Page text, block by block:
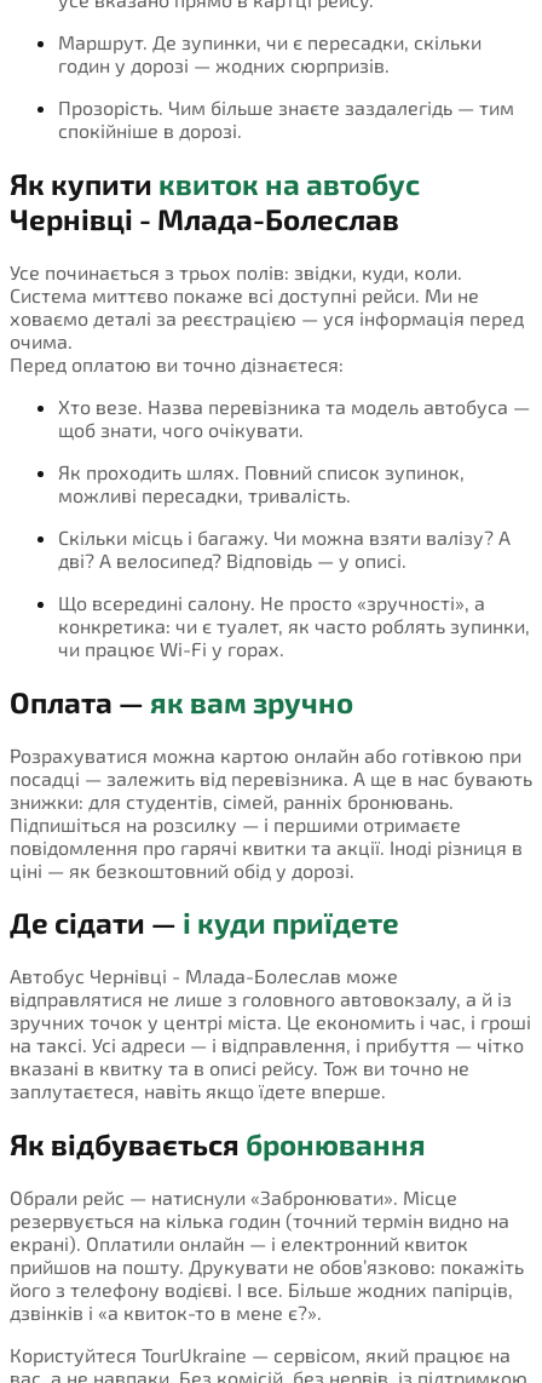
Маршрут. Де зупинки, чи є пересадки, скільки
годин у дорозі — жодних сюрпризів.
Прозорість. Чим більше знаєте заздалегідь — тим
спокійніше в дорозі.
Як купити квиток на автобус
Чернівці - Млада-Болеслав
Усе починається з трьох полів: звідки, куди, коли.
Система миттєво покаже всі доступні рейси. Ми не
ховаємо деталі за реєстрацією — уся інформація перед
очима.
Перед оплатою ви точно дізнаєтеся:
Хто везе. Назва перевізника та модель автобуса —
щоб знати, чого очікувати.
Як проходить шлях. Повний список зупинок,
можливі пересадки, тривалість.
Скільки місць і багажу. Чи можна взяти валізу? А
дві? А велосипед? Відповідь — у описі.
Що всередині салону. Не просто «зручності», а
конкретика: чи є туалет, як часто роблять зупинки,
чи працює Wi-Fi у горах.
Оплата — як вам зручно
Розрахуватися можна картою онлайн або готівкою при
посадці — залежить від перевізника. А ще в нас бувають
знижки: для студентів, сімей, ранніх бронювань.
Підпишіться на розсилку — і першими отримаєте
повідомлення про гарячі квитки та акції. Іноді різниця в
ціні — як безкоштовний обід у дорозі.
Де сідати — і куди приїдете
Автобус Чернівці - Млада-Болеслав може
відправлятися не лише з головного автовокзалу, а й із
зручних точок у центрі міста. Це економить і час, і гроші
на таксі. Усі адреси — і відправлення, і прибуття — чітко
вказані в квитку та в описі рейсу. Тож ви точно не
заплутаєтеся, навіть якщо їдете вперше.
Як відбувається бронювання
Обрали рейс — натиснули «Забронювати». Місце
резервується на кілька годин (точний термін видно на
екрані). Оплатили онлайн — і електронний квиток
прийшов на пошту. Друкувати не обов’язково: покажіть
його з телефону водієві. І все. Більше жодних папірців,
дзвінків і «а квиток-то в мене є?».
Користуйтеся TourUkraine — сервісом, який працює на
вас, а не навпаки. Без комісій, без нервів, із підтримкою